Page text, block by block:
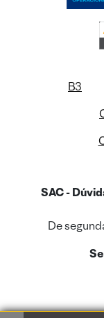
B3
SAC -
De